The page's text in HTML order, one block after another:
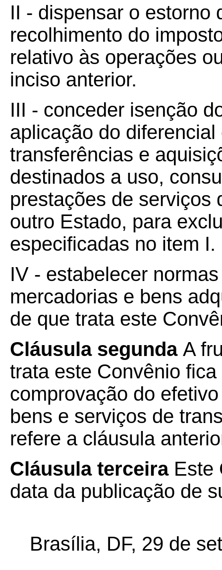
II - dispensar o estorno
recolhimento do
relativo às operações
inciso anterior.
III - conceder isenção
aplicação do
transferências e
destinados a uso,
prestações de serviços
outro Estado, para
especificadas no item I.
IV - estabelecer
mercadorias e bens
de que trata este
Cláusula segunda A
trata este Convênio
comprovação do
bens e serviços de
refere a cláusula
Cláusula terceira Este
data da publicação de
Brasília, DF, 29 de